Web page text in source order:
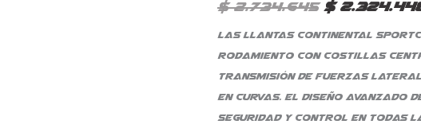
$2.734.645 $
$
Las llantas Continental
rodamiento con costillas
transmisión de fuerzas
en curvas. El diseño avanzado
seguridad y control en todas
cantidad